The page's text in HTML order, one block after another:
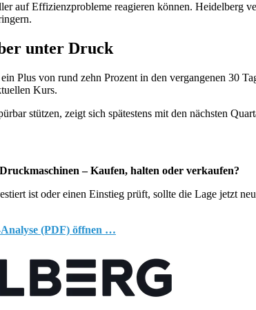
auf Effizienzprobleme reagieren können.
unter Druck
Plus von rund zehn Prozent in den vergangenen 30
Kurs.
stützen, zeigt sich spätestens mit den nächsten
– Kaufen, halten oder verkaufen?
ist oder einen Einstieg prüft, sollte die Lage jetzt
(PDF) öffnen …